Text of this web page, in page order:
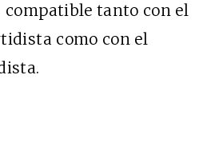
compatible tanto con el
como con el